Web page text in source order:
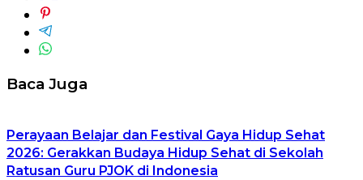
Baca Juga
Perayaan Belajar dan Festival Gaya Hidup Sehat
2026: Gerakkan Budaya Hidup Sehat di Sekolah
Ratusan Guru PJOK di Indonesia